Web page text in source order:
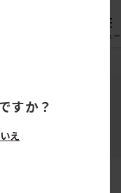
メニュー
すか？
え